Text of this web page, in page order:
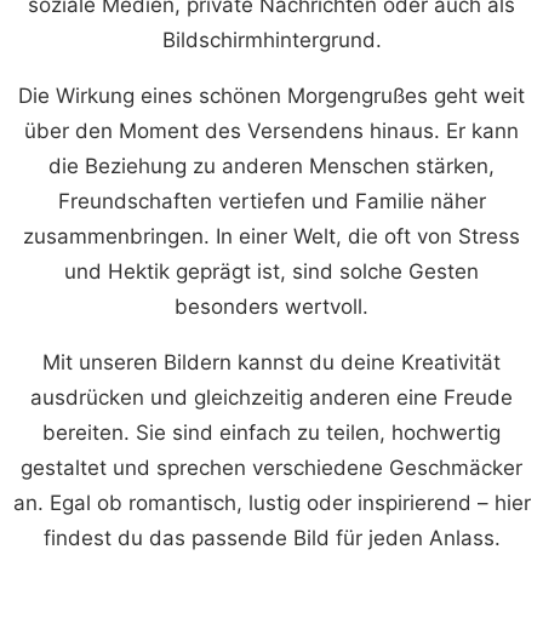
Bildschirmhintergrund.
Die Wirkung eines schönen Morgengrußes geht weit
über den Moment des Versendens hinaus. Er kann
die Beziehung zu anderen Menschen stärken,
Freundschaften vertiefen und Familie näher
zusammenbringen. In einer Welt, die oft von Stress
und Hektik geprägt ist, sind solche Gesten
besonders wertvoll.
Mit unseren Bildern kannst du deine Kreativität
ausdrücken und gleichzeitig anderen eine Freude
bereiten. Sie sind einfach zu teilen, hochwertig
gestaltet und sprechen verschiedene Geschmäcker
an. Egal ob romantisch, lustig oder inspirierend – hier
findest du das passende Bild für jeden Anlass.